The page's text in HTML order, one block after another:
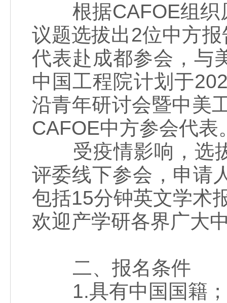
根据CAFOE组织
议题选拔出2位中方
代表赴成都参会，与
中国工程院计划于
沿青年研讨会暨中美
CAFOE中方参会代表
受疫情影响，选拔
评委线下参会，申请
包括15分钟英文学术
欢迎产学研各界广大
二、报名条件
1.具有中国国籍；